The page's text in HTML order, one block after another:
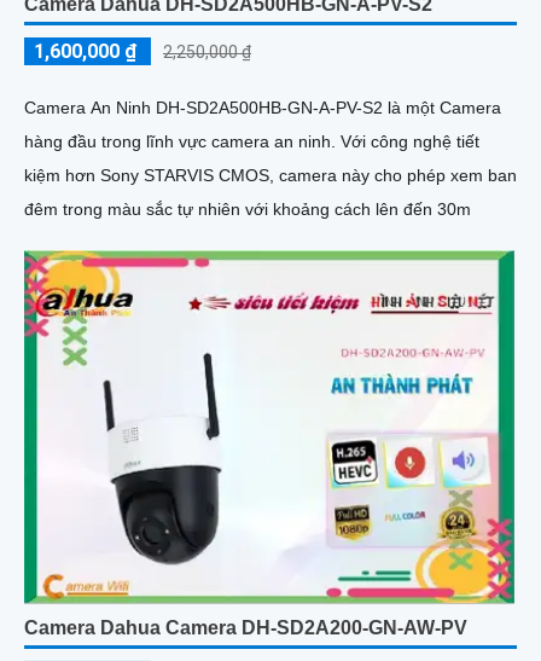
Camera Dahua DH-SD2A500HB-GN-A-PV-S2
1,600,000 ₫ 2,250,000 ₫
Camera An Ninh DH-SD2A500HB-GN-A-PV-S2 là một Camera
hàng đầu trong lĩnh vực camera an ninh. Với công nghệ tiết
kiệm hơn Sony STARVIS CMOS, camera này cho phép xem ban
đêm trong màu sắc tự nhiên với khoảng cách lên đến 30m
Camera Dahua Camera DH-SD2A200-GN-AW-PV